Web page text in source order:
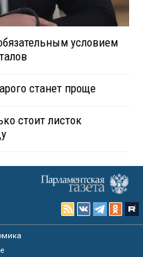
условием
станет проще
стоит листок